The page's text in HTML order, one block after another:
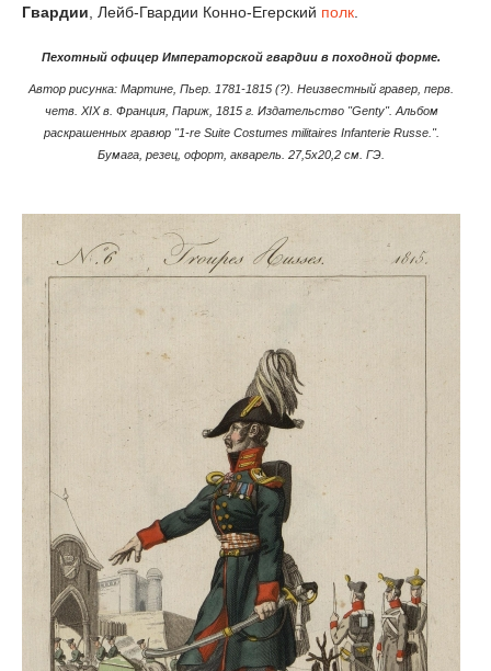
Гвардии , Лейб-Гвардии Конно-Егерский полк
Пехотный офицер Императорской гвардии в походной форме.
Автор рисунка: Мартине, Пьер. 1781-1815 (?). Неизвестный гравер, перв.
четв. XIX в. Франция, Париж, 1815 г. Издательство "Genty". Альбом
раскрашенных гравюр "1-re Suite Costumes militaires Infanterie Russe.".
Бумага, резец, офорт, акварель. 27,5х20,2 см. ГЭ.